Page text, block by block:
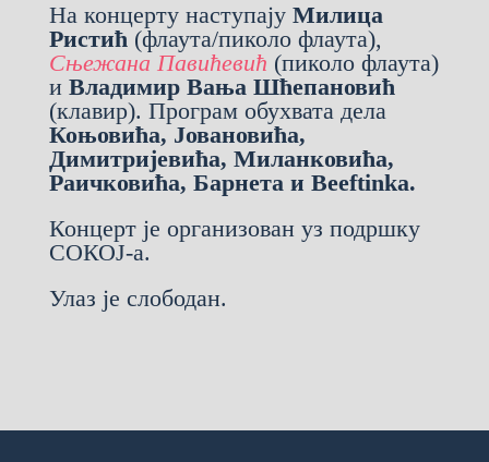
На концерту наступају Милица
Ристић(флаута/пиколо флаута),
Сњежана Павићевић (пиколо флаута)
и Владимир Вања Шћепановић
(клавир). Програм обухвата дела
Коњовића, Јовановића,
Димитријевића, Миланковића,
Раичковића, Барнета и Beeftinka.
Концерт је организован уз подршку
СОКОЈ-а.
Улаз је слободан.